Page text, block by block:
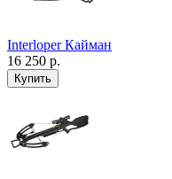
Interloper Кайман
16 250 р.